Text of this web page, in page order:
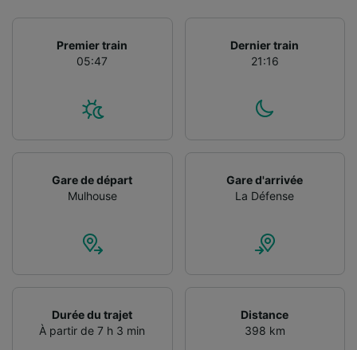
Premier train
05:47
Dernier train
21:16
Gare de départ
Mulhouse
Gare d'arrivée
La Défense
Durée du trajet
À partir de 7 h 3 min
Distance
398 km